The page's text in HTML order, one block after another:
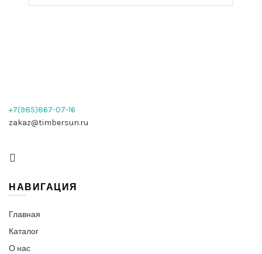
+7(985)867-07-16
zakaz@timbersun.ru
НАВИГАЦИЯ
Главная
Каталог
О нас